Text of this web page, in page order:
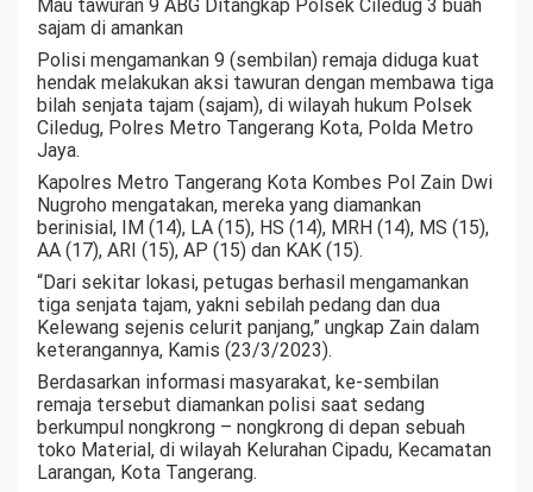
Mau tawuran 9 ABG Ditangkap Polsek Ciledug 3 buah
sajam di amankan
Polisi mengamankan 9 (sembilan) remaja diduga kuat
hendak melakukan aksi tawuran dengan membawa tiga
bilah senjata tajam (sajam), di wilayah hukum Polsek
Ciledug, Polres Metro Tangerang Kota, Polda Metro
Jaya.
Kapolres Metro Tangerang Kota Kombes Pol Zain Dwi
Nugroho mengatakan, mereka yang diamankan
berinisial, IM (14), LA (15), HS (14), MRH (14), MS (15),
AA (17), ARI (15), AP (15) dan KAK (15).
“Dari sekitar lokasi, petugas berhasil mengamankan
tiga senjata tajam, yakni sebilah pedang dan dua
Kelewang sejenis celurit panjang,” ungkap Zain dalam
keterangannya, Kamis (23/3/2023).
Berdasarkan informasi masyarakat, ke-sembilan
remaja tersebut diamankan polisi saat sedang
berkumpul nongkrong – nongkrong di depan sebuah
toko Material, di wilayah Kelurahan Cipadu, Kecamatan
Larangan, Kota Tangerang.